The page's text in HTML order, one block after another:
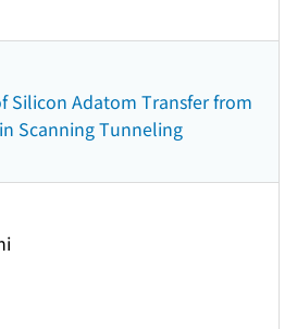
Silicon Adatom Transfer from
Scanning Tunneling